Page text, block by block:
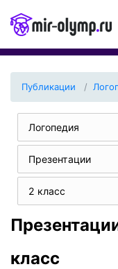
Публикации
Логопедия
Презентации
2 класс
класс